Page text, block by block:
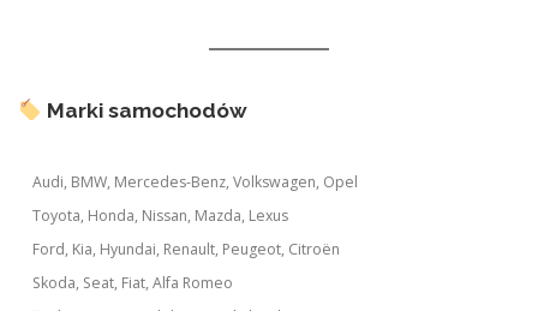
Marki samochodów
Audi, BMW, Mercedes-Benz, Volkswagen, Opel
Toyota, Honda, Nissan, Mazda, Lexus
Ford, Kia, Hyundai, Renault, Peugeot, Citroën
Skoda, Seat, Fiat, Alfa Romeo